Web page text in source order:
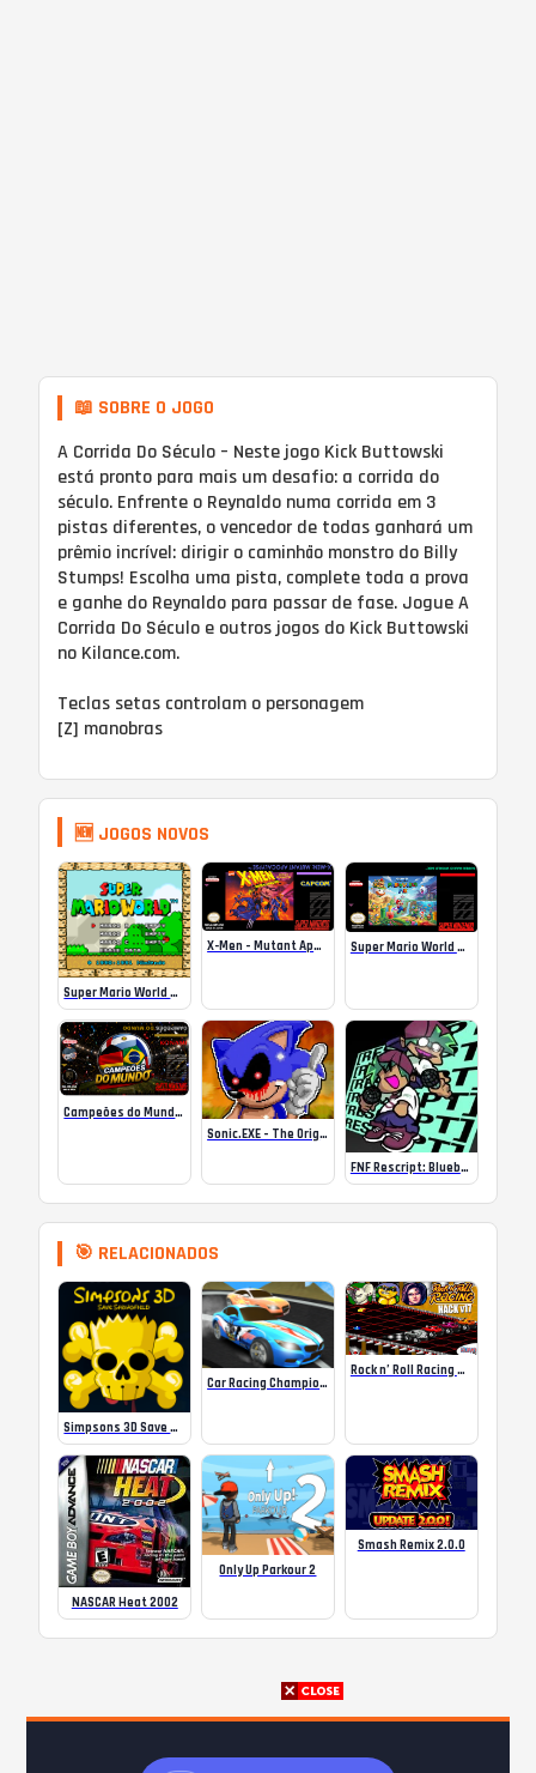
📖 SOBRE O JOGO
A Corrida Do Século – Neste jogo Kick Buttowski
está pronto para mais um desafio: a corrida do
século. Enfrente o Reynaldo numa corrida em 3
pistas diferentes, o vencedor de todas ganhará um
prêmio incrível: dirigir o caminhão monstro do Billy
Stumps! Escolha uma pista, complete toda a prova
e ganhe do Reynaldo para passar de fase. Jogue A
Corrida Do Século e outros jogos do Kick Buttowski
no Kilance.com.
Teclas setas controlam o personagem
[Z] manobras
🆕 JOGOS NOVOS
Super Mario World SA-1 Online
X-Men – Mutant Apocalypse Rebalanced Online Super Mario World Mix Online
Campeões do Mundo (ISS) Online
Sonic.EXE – The Original Game Online
FNF Rescript: Blueballed
🎯 RELACIONADOS
Simpsons 3D Save Springfield
Car Racing Championship
Rock n’ Roll Racing Hack v17 alpha release
NASCAR Heat 2002
Only Up Parkour 2
Smash Remix 2.0.0